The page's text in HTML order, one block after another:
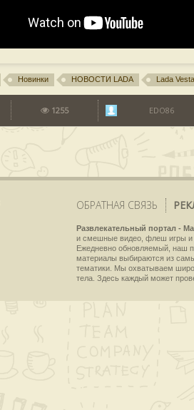
Новинки НОВОСТИ LADA Lada Vesta
1255 EDO86
ОБРАТНАЯ СВЯЗЬ
Развлекательный портал -
и смешные видео, флеш игры и
Ежедневно обновляемый, наш
материалы выбираются из
тематики. Мы охватываем
тела. Здесь каждый может